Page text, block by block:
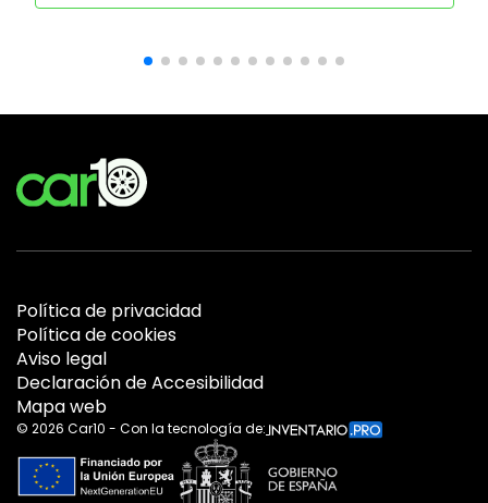
Política de privacidad
Política de cookies
Aviso legal
Declaración de Accesibilidad
Mapa web
© 2026 Car10 - Con la tecnología de: